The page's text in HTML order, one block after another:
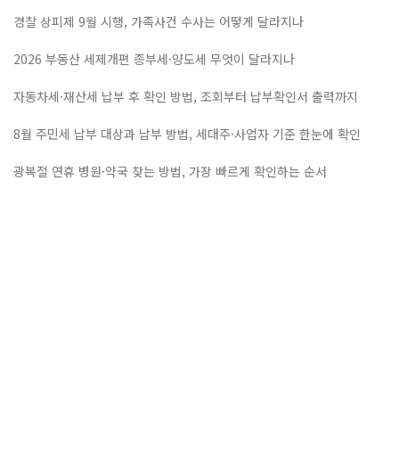
경찰 상피제 9월 시행, 가족사건 수사는 어떻게 달라지나
2026 부동산 세제개편 종부세·양도세 무엇이 달라지나
자동차세·재산세 납부 후 확인 방법, 조회부터 납부확인서 출력까지
8월 주민세 납부 대상과 납부 방법, 세대주·사업자 기준 한눈에 확인
광복절 연휴 병원·약국 찾는 방법, 가장 빠르게 확인하는 순서